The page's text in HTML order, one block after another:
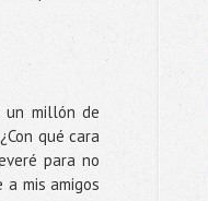
un millón de
qué cara
para no
mis amigos